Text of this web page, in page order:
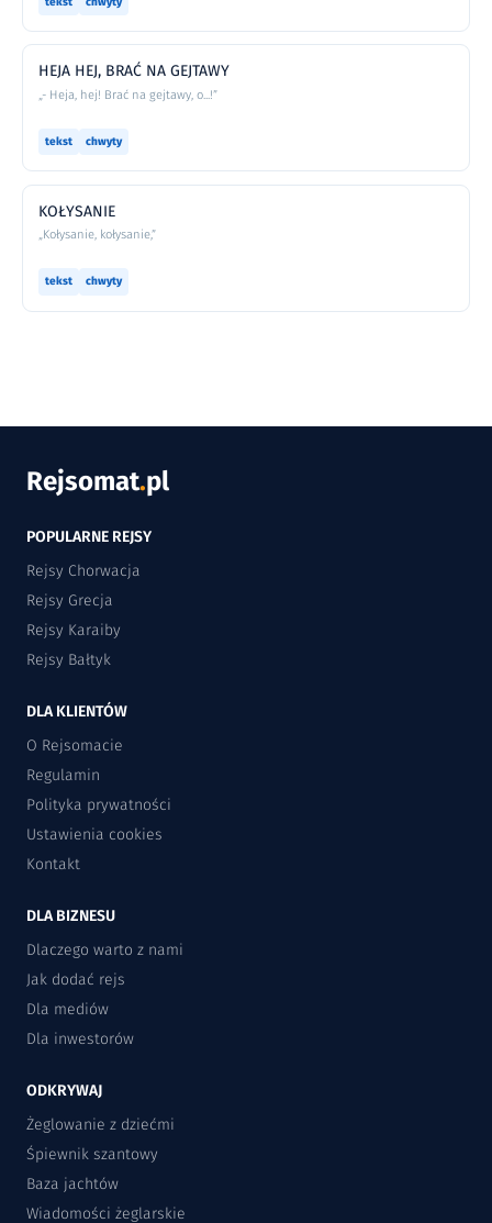
HEJA HEJ, BRAĆ NA GEJTAWY
„- Heja, hej! Brać na gejtawy, o...!”
tekst chwyty
KOŁYSANIE
„Kołysanie, kołysanie,”
tekst chwyty
Rejsomat.pl
POPULARNE REJSY
Rejsy Chorwacja
Rejsy Grecja
Rejsy Karaiby
Rejsy Bałtyk
DLA KLIENTÓW
O Rejsomacie
Regulamin
Polityka prywatności
Ustawienia cookies
Kontakt
DLA BIZNESU
Dlaczego warto z nami
Jak dodać rejs
Dla mediów
Dla inwestorów
ODKRYWAJ
Żeglowanie z dziećmi
Śpiewnik szantowy
Baza jachtów
Wiadomości żeglarskie